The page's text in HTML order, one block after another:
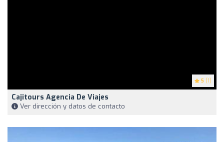
5 (1)
Cajitours Agencia De Viajes
Ver dirección y datos de contacto